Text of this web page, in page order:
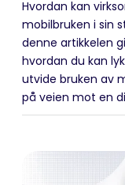
Hvordan kan
mobilbruken i sin
denne artikkelen
hvordan du kan
utvide bruken av
på veien mot en